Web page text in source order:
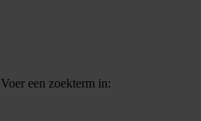
Voer een zoekterm in: